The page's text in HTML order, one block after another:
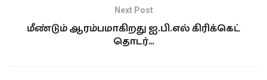
Next Post
மீண்டும் ஆரம்பமாகிறது ஐ.பி.எல் கிரிக்கெட்
தொடர்…